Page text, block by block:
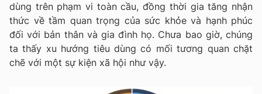
dùng trên phạm vi toàn cầu, đồng thời gia tăng nhận
thức về tầm quan trọng của sức khỏe và hạnh phúc
đối với bản thân và gia đình họ. Chưa bao giờ, chúng
ta thấy xu hướng tiêu dùng có mối tương quan chặt
chẽ với một sự kiện xã hội như vậy.